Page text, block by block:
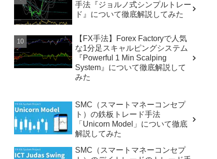
手法『ジョルノ式シンプルトレー
ド』について徹底解説してみた
【FX手法】Forex Factoryで人気
な1分足スキャルピングシステム
『Powerful 1 Min Scalping
System』について徹底解説して
みた
SMC（スマートマネーコンセプ
ト）の鉄板トレード手法
「Unicorn Model」について徹底
解説してみた
SMC（スマートマネーコンセプ